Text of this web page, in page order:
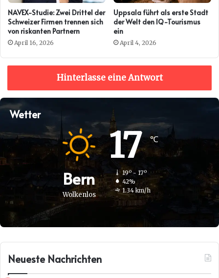
NAVEX-Studie: Zwei Drittel der
Schweizer Firmen trennen sich
von riskanten Partnern
April 16, 2026
Uppsala führt als erste Stadt
der Welt den IQ-Tourismus
ein
April 4, 2026
Hinterlasse eine Antwort
Wetter
Bern
Wolkenlos
17℃
19º - 17º
42%
1.34 km/h
Neueste Nachrichten